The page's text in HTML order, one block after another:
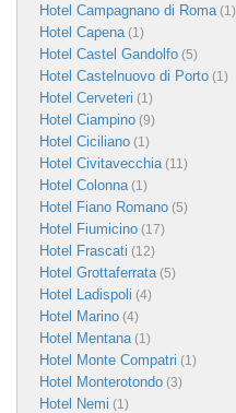
Hotel Campagnano di Roma(1)
Hotel Capena(1)
Hotel Castel Gandolfo (5)
Hotel Castelnuovo di Porto (1)
Hotel Cerveteri (1)
Hotel Ciampino (9)
Hotel Ciciliano (1)
Hotel Civitavecchia(11)
Hotel Colonna(1)
Hotel Fiano Romano (5)
Hotel Fiumicino (17)
Hotel Frascati (12)
Hotel Grottaferrata(5)
Hotel Ladispoli (4)
Hotel Marino (4)
Hotel Mentana(1)
Hotel Monte Compatri (1)
Hotel Monterotondo (3)
Hotel Nemi (1)